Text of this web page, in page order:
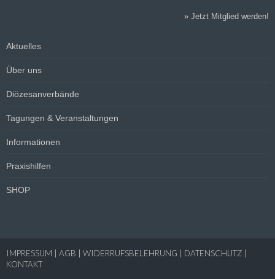
» Jetzt Mitglied werden!
Aktuelles
Über uns
Diözesanverbände
Tagungen & Veranstaltungen
Informationen
Praxishilfen
SHOP
IMPRESSUM AGB WIDERRUFSBELEHRUNG DATENSCHUTZ
KONTAKT